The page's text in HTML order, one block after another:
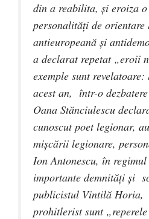
din a reabilita, şi eroiza o
personalităţi de orientare
antieuropeană şi
a declarat repetat „eroii
exemple sunt
acest an, într-o
Oana Stănciulescu
cunoscut poet legionar,
mişcării legionare,
Ion Antonescu, în
importante demnităţi şi
publicistul Vintilă Horia,
prohitlerist sunt